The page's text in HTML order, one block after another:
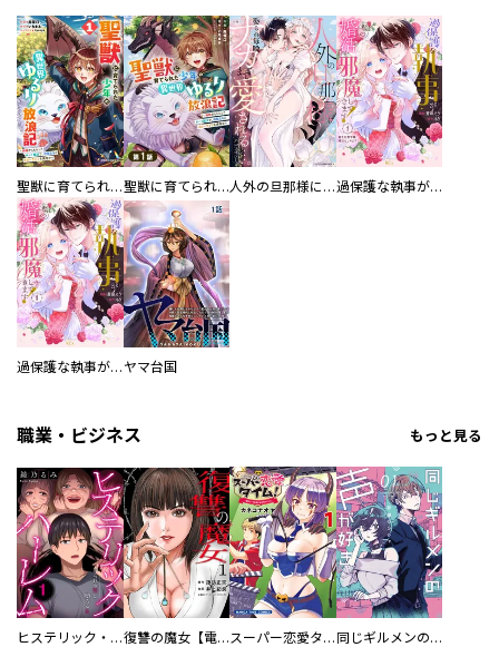
聖獣に育てられた少年の異世界ゆるり放浪記～神様からもらったチート魔法で、仲間たちとスローライフを満喫中～ 聖獣に育てられた少年の異世界ゆるり放浪記～神様からもらったチート魔法で、仲間たちとスローライフを満喫中～【分冊版】 人外の旦那様に娶られ毎晩ナカまで愛される…。アンソロジー 過保護な執事が私の婚活を邪魔してきます！ 分冊版
過保護な執事が私の婚活を邪魔してきます！ ヤマ台国
職業・ビジネス もっと見る
ヒステリック・ハーレム～搾られる男と堕ちる女～【電子単行本版】 復讐の魔女【電子単行本版】 スーパー恋愛タイム！～現場でドＳな彼女は自宅でデレる～ 同じギルメンの声が好き